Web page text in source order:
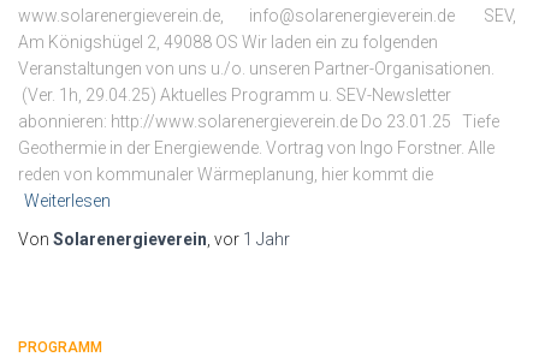
www.solarenergieverein.de, info@solarenergieverein.de SEV,
Am Königshügel 2, 49088 OS Wir laden ein zu folgenden
Veranstaltungen von uns u./o. unseren Partner-Organisationen.
(Ver. 1h, 29.04.25) Aktuelles Programm u. SEV-Newsletter
abonnieren: http://www.solarenergieverein.de Do 23.01.25 Tiefe
Geothermie in der Energiewende. Vortrag von Ingo Forstner. Alle
reden von kommunaler Wärmeplanung, hier kommt die
Weiterlesen
Von Solarenergieverein , vor 1 Jahr
PROGRAMM